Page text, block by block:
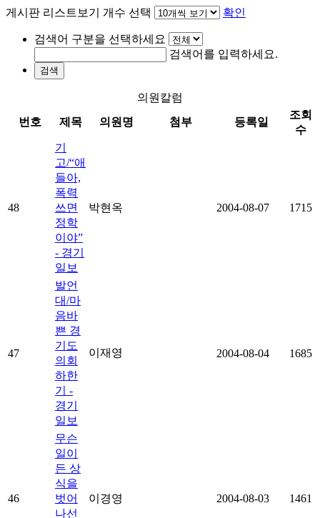
게시판 리스트보기 개수 선택 확인
검색어 구분을 선택하세요
검색어를 입력하세요.
검색
의원칼럼
번호
제목 의원명 첨부 등록일
조회
수
48
기
고/“애
들아,
폭력
쓰면
정학
이야”
- 경기
일보
박현옥 2004-08-07 1715
47
발언
대/마
음바
쁜 경
기도
의회
하한
기 -
경기
일보
이재영 2004-08-04 1685
46
무슨
일이
든 상
식을
벗어
나선
이경영 2004-08-03 1461